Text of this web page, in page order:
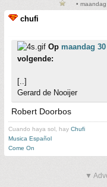
•
chufi
Op maandag
volgende:
[..]
Gerard de Nooijer
Robert Doorbos
Cuando haya sol, hay Chufi
Musica Español
Come On
▼